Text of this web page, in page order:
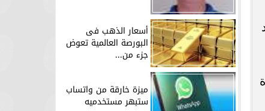
أسعار الذهب فى
البورصة العالمية تعوض
جزء من...
ميزة خارقة من واتساب
ستبهر مستخدميه